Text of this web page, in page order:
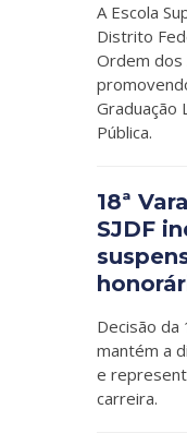
A Escola
Distrito
Ordem dos
Graduação
Pública.
18ª
SJDF
Decisão da
mantém a
e
carreira.